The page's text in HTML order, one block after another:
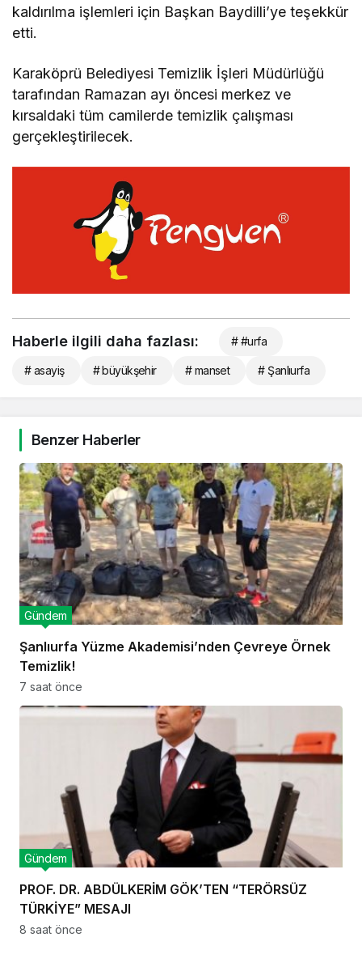
kaldırılma işlemleri için Başkan Baydilli’ye teşekkür
etti.
Karaköprü Belediyesi Temizlik İşleri Müdürlüğü
tarafından Ramazan ayı öncesi merkez ve
kırsaldaki tüm camilerde temizlik çalışması
gerçekleştirilecek.
Haberle ilgili daha fazlası: # #urfa
# asayiş # büyükşehir # manset # Şanlıurfa
Benzer Haberler
Şanlıurfa Yüzme Akademisi’nden Çevreye Örnek
Temizlik!
Gündem
7 saat önce
PROF. DR. ABDÜLKERİM GÖK’TEN “TERÖRSÜZ
TÜRKİYE” MESAJI
Gündem
8 saat önce